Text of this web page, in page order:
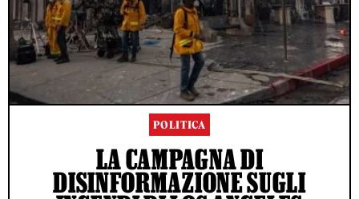
POLITICA
LA CAMPAGNA DI
DISINFORMAZIONE SUGLI